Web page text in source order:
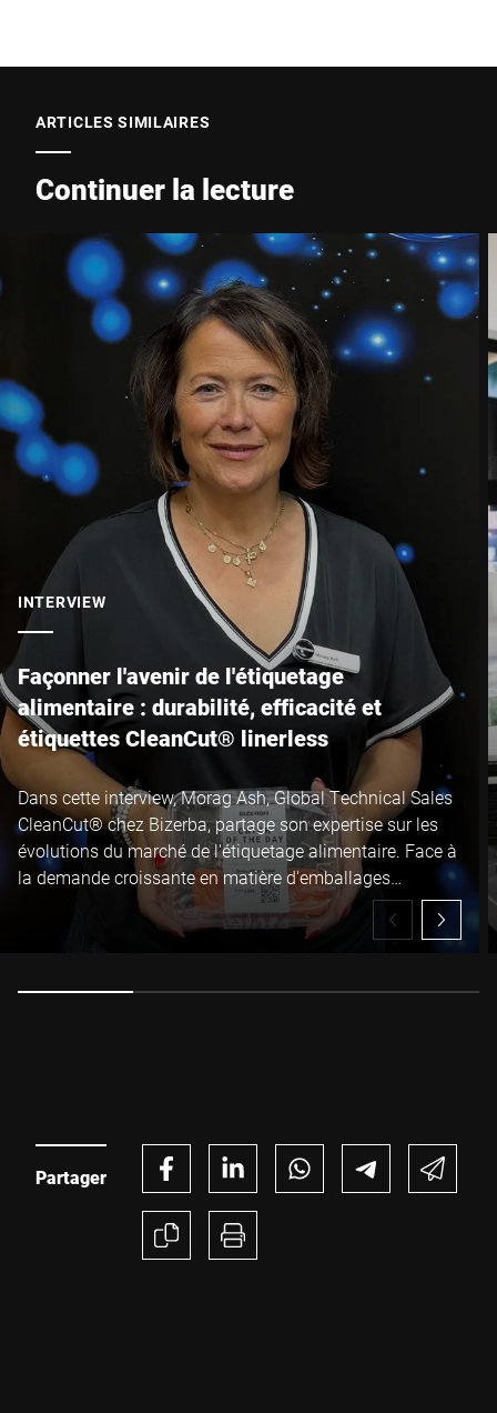
Ville *
Votre demande *
Je confirme par la présente que j'accepte l'utilisation de mes
données pour traiter cette demande De plus amples informations
peuvent être trouvées dans leDéclaration de protection des
données
Click to start verification
Friendly Captcha ⇗
Envoyer
ARTICLES SIMILAIRES
Continuer la lecture
INTERVIEW
Façonner l'avenir de l'étiquetage
alimentaire : durabilité, efficacité et
étiquettes CleanCut® linerless
Dans cette interview, Morag Ash, Global Technical Sales
CleanCut® chez Bizerba, partage son expertise sur les
évolutions du marché de l'étiquetage alimentaire. Face à
la demande croissante en matière d'emballages
durables et de technologies linerless, elle explique
comment les étiquettes linerless CleanCut® de Bizerba
Partager